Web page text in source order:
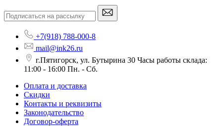
+7(918) 788-000-8
mail@ink26.ru
г.Пятигорск, ул. Бутырина 30 Часы работы склада:
11:00 - 16:00 Пн. - Сб.
Оплата и доставка
Скидки
Контакты и реквизиты
Законодательство
Договор-оферта